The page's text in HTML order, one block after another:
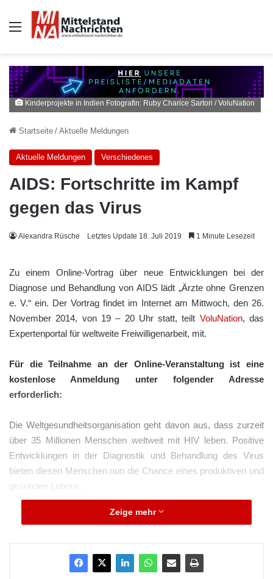
Auswahl
Kinderprojekte in Indien Fotografin: Ruby Charice Sartori / VoluNation
Startseite / Aktuelle Meldungen
Aktuelle Meldungen Verschiedenes
AIDS: Fortschritte im Kampf
gegen das Virus
Alexandra Rüsche Letztes Update 18. Juli 2019 1 Minute Lesezeit
Zu einem Online-Vortrag über neue Entwicklungen bei der
Diagnose und Behandlung von AIDS lädt „Ärzte ohne Grenzen
e. V.“ ein. Der Vortrag findet im Internet am Mittwoch, den 26.
November 2014, von 19 – 20 Uhr statt, teilt VoluNation, das
Expertenportal für weltweite Freiwilligenarbeit, mit.
Für die Teilnahme an der Online-Veranstaltung ist eine
kostenlose Anmeldung unter folgender Adresse
erforderlich:
Die Weltgesundheitsorganisation geht davon aus, dass zurzeit
über 35 Millionen Menschen weltweit mit HIV leben. Positive
Entwicklungen in der Diagnostik und Behandlung des Virus
bieten diesen Menschen nun die Chance eines produktiven und
gesunden Lebens.
ARKM.marketing
Zeige mehr